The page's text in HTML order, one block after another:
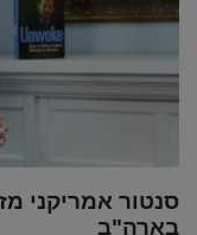
סנטור אמריקני
בארה"ב